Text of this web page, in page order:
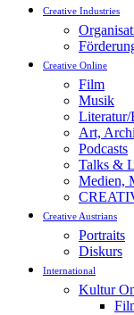
Creative Industries
Creative Online
Film
Musik
Literatur/
Art,
Podcasts
Talks &
Medien,
Creative Austrians
Portraits
Diskurs
International
Kultur